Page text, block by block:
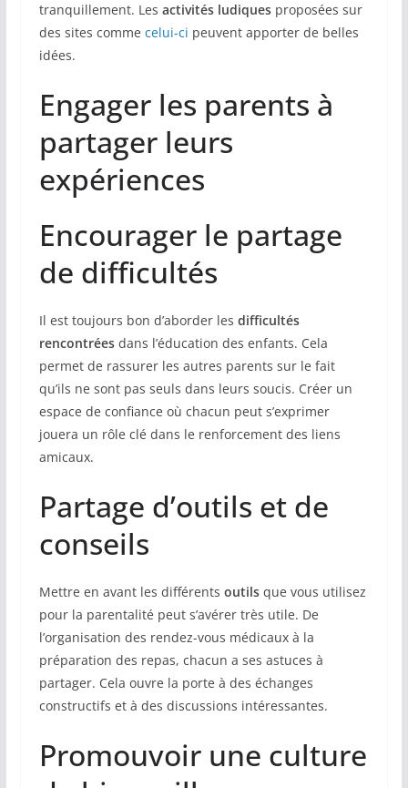
tranquillement. Les activités ludiquesproposées sur
des sites comme celui-ci peuvent apporter de belles
idées.
Engager les parents à
partager leurs
expériences
Encourager le partage
de difficultés
Il est toujours bon d’aborder les difficultés
rencontréesdans l’éducation des enfants. Cela
permet de rassurer les autres parents sur le fait
qu’ils ne sont pas seuls dans leurs soucis. Créer un
espace de confiance où chacun peut s’exprimer
jouera un rôle clé dans le renforcement des liens
amicaux.
Partage d’outils et de
conseils
Mettre en avant les différents outilsque vous utilisez
pour la parentalité peut s’avérer très utile. De
l’organisation des rendez-vous médicaux à la
préparation des repas, chacun a ses astuces à
partager. Cela ouvre la porte à des échanges
constructifs et à des discussions intéressantes.
Promouvoir une culture